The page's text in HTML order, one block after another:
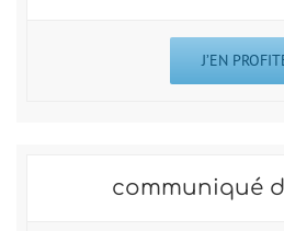
J’EN
communiqué